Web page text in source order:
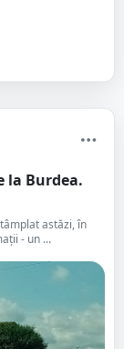
la Burdea.
astăzi, în
- un ...